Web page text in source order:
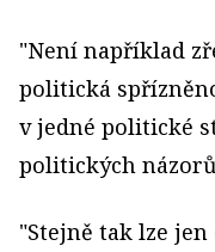
"Není například
politická
v jedné politické
politických
"Stejně tak lze